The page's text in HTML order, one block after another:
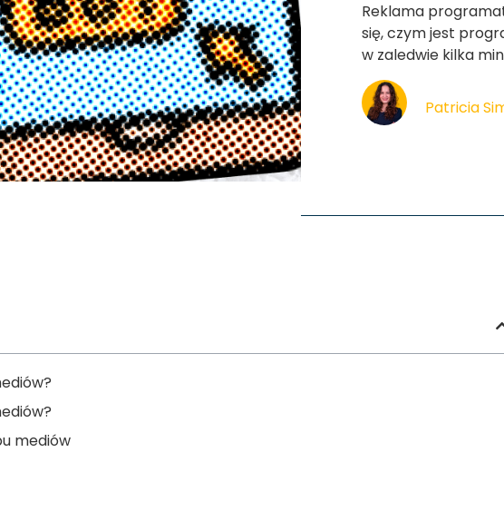
Reklama
się, czym jest
w zaledwie kilka
Patricia
mediów